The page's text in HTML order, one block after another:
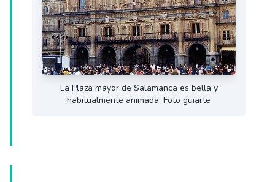
La Plaza mayor de Salamanca es bella y
habitualmente animada. Foto guiarte